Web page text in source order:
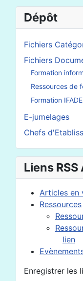
Dépôt
Fichiers
Fichiers
Formation
Ressources de
Formation
E-jumelages
Chefs
Liens
Articles en
Ressources
lien
Enregistrer les